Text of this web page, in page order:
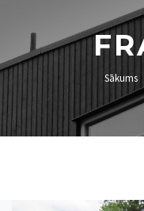
Sākums